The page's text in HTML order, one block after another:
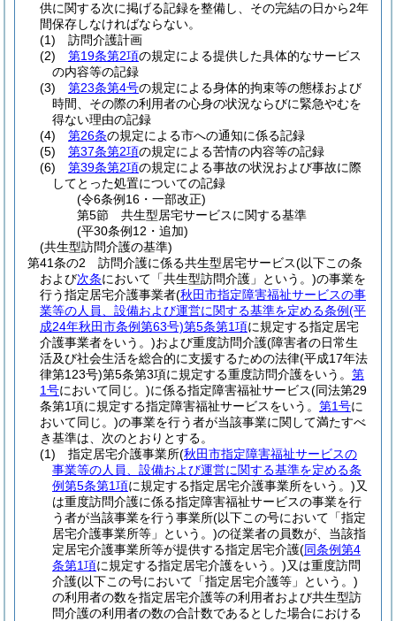
供に関する次に掲げる記録を整備し、その完結の日から2年
間保存しなければならない。
(1)
訪問介護計画
(2)
第19条第2項の規定による提供した具体的なサービス
の内容等の記録
(3)
第23条第4号の規定による身体的拘束等の態様および
時間、その際の利用者の心身の状況ならびに緊急やむを
得ない理由の記録
(4)
第26条の規定による市への通知に係る記録
(5)
第37条第2項の規定による苦情の内容等の記録
(6)
第39条第2項の規定による事故の状況および事故に際
してとった処置についての記録
(令6条例16・一部改正)
第5節
共生型居宅サービスに関する基準
(平30条例12・追加)
(共生型訪問介護の基準)
第41条の2
訪問介護に係る共生型居宅サービス(以下この条
および次条において「共生型訪問介護」という。)の事業を
行う指定居宅介護事業者(秋田市指定障害福祉サービスの事
業等の人員、設備および運営に関する基準を定める条例(平
成24年秋田市条例第63号)第5条第1項に規定する指定居宅
介護事業者をいう。)および重度訪問介護(障害者の日常生
活及び社会生活を総合的に支援するための法律(平成17年法
律第123号)第5条第3項に規定する重度訪問介護をいう。 第
1号において同じ。)に係る指定障害福祉サービス(同法第29
条第1項に規定する指定障害福祉サービスをいう。 第1号に
おいて同じ。)の事業を行う者が当該事業に関して満たすべ
き基準は、次のとおりとする。
(1)
指定居宅介護事業所(秋田市指定障害福祉サービスの
事業等の人員、設備および運営に関する基準を定める条
例第5条第1項に規定する指定居宅介護事業所をいう。)又
は重度訪問介護に係る指定障害福祉サービスの事業を行
う者が当該事業を行う事業所(以下この号において「指定
居宅介護事業所等」という。)の従業者の員数が、当該指
定居宅介護事業所等が提供する指定居宅介護(同条例第4
条第1項に規定する指定居宅介護をいう。)又は重度訪問
介護(以下この号において「指定居宅介護等」という。)
の利用者の数を指定居宅介護等の利用者および共生型訪
問介護の利用者の数の合計数であるとした場合における